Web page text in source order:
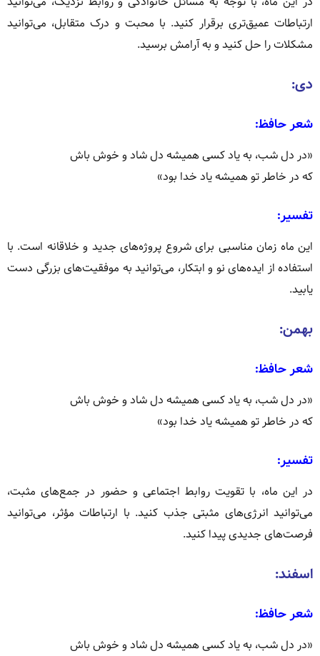
ارتباطات عمیق‌تری برقرار کنید. با محبت و درک متقابل، می‌توانید
مشکلات را حل کنید و به آرامش برسید.
دی:
شعر حافظ:
«در دل شب، به یاد کسی همیشه دل شاد و خوش باش
که در خاطر تو همیشه یاد خدا بود»
تفسیر:
این ماه زمان مناسبی برای شروع پروژه‌های جدید و خلاقانه است. با
استفاده از ایده‌های نو و ابتکار، می‌توانید به موفقیت‌های بزرگی دست
یابید.
بهمن:
شعر حافظ:
«در دل شب، به یاد کسی همیشه دل شاد و خوش باش
که در خاطر تو همیشه یاد خدا بود»
تفسیر:
در این ماه، با تقویت روابط اجتماعی و حضور در جمع‌های مثبت،
می‌توانید انرژی‌های مثبتی جذب کنید. با ارتباطات مؤثر، می‌توانید
فرصت‌های جدیدی پیدا کنید.
اسفند:
شعر حافظ:
«در دل شب، به یاد کسی همیشه دل شاد و خوش باش